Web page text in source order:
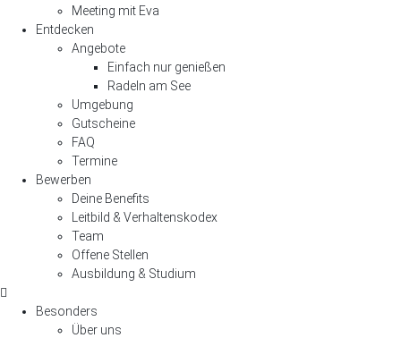
Meeting mit Eva
Entdecken
Angebote
Einfach nur genießen
Radeln am See
Umgebung
Gutscheine
FAQ
Termine
Bewerben
Deine Benefits
Leitbild & Verhaltenskodex
Team
Offene Stellen
Ausbildung & Studium
Besonders
Über uns